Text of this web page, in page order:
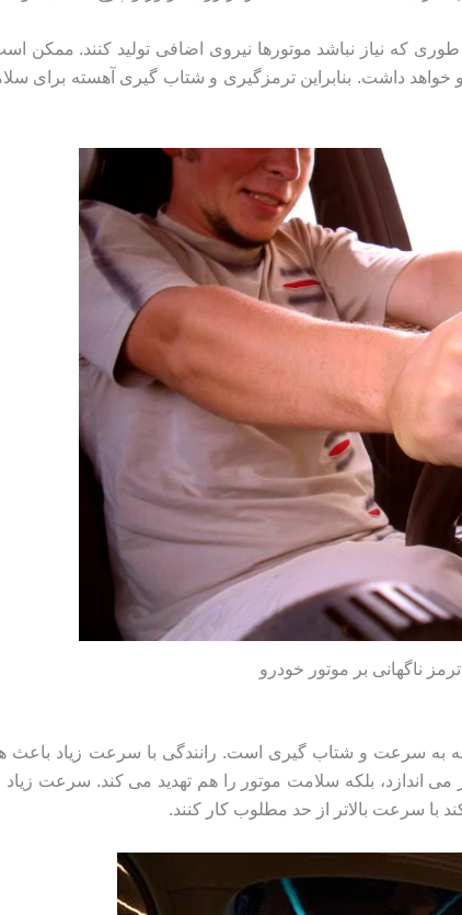
که نیاز نباشد موتورها نیروی اضافی تولید کنند. ممکن
داشت. بنابراین ترمزگیری و شتاب گیری آهسته برای
ناگهانی بر موتور خودرو
به سرعت و شتاب گیری است. رانندگی با سرعت زیاد باعث
اندازد، بلکه سلامت موتور را هم تهدید می کند. سرعت
با سرعت بالاتر از حد مطلوب کار کنند.